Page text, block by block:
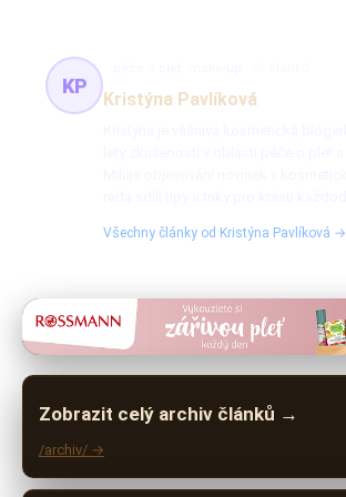
KP
Kristýna Pavlíková
Všechny články od Kristýna Pavlíková →
Zobrazit celý archiv článků →
/archiv/ →